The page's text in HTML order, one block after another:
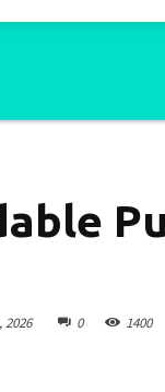
2026 0 1400